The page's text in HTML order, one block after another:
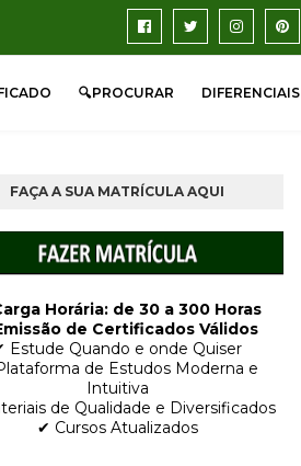
🔍PROCURAR DIFERENCIAIS
FAÇA A SUA MATRÍCULA AQUI
Horária: de 30 a 300 Horas
de Certificados Válidos
Estude Quando e onde Quiser
de Estudos Moderna e
Intuitiva
de Qualidade e Diversificados
✔ Cursos Atualizados